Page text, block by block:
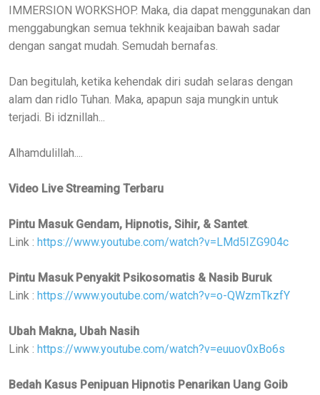
IMMERSION WORKSHOP. Maka, dia dapat menggunakan dan
menggabungkan semua tekhnik keajaiban bawah sadar
dengan sangat mudah. Semudah bernafas.
Dan begitulah, ketika kehendak diri sudah selaras dengan
alam dan ridlo Tuhan. Maka, apapun saja mungkin untuk
terjadi. Bi idznillah...
Alhamdulillah....
Video Live Streaming Terbaru
Pintu Masuk Gendam, Hipnotis, Sihir, & Santet
Link : https://www.youtube.com/watch?v=LMd5IZG904c
Pintu Masuk Penyakit Psikosomatis & Nasib Buruk
Link : https://www.youtube.com/watch?v=o-QWzmTkzfY
Ubah Makna, Ubah Nasih
Link : https://www.youtube.com/watch?v=euuov0xBo6s
Bedah Kasus Penipuan Hipnotis Penarikan Uang Goib